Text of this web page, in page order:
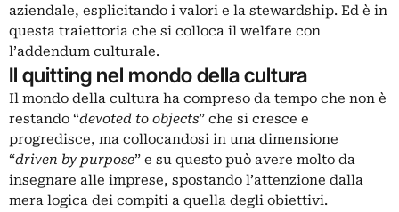
aziendale, esplicitando i valori e la stewardship. Ed è in
questa traiettoria che si colloca il welfare con
l’addendum culturale.
Il quitting nel mondo della cultura
Il mondo della cultura ha compreso da tempo che non è
restando “devoted to objects” che si cresce e
progredisce, ma collocandosi in una dimensione
“driven by purpose” e su questo può avere molto da
insegnare alle imprese, spostando l’attenzione dalla
mera logica dei compiti a quella degli obiettivi.